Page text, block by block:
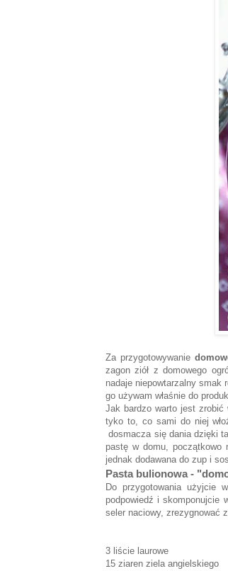
Za przygotowywanie
zagon ziół z domowego
nadaje niepowtarzalny smak
go używam właśnie do
Jak bardzo warto jest zrobić
tyko to, co sami do niej
dosmacza się dania dzięki
pastę w domu, początkowo
jednak dodawana do zup i
Pasta bulionowa -
Do przygotowania użyjcie
podpowiedź i skomponujcie
seler naciowy, zrezygnować
3 liście laurowe
15 ziaren ziela angielskiego